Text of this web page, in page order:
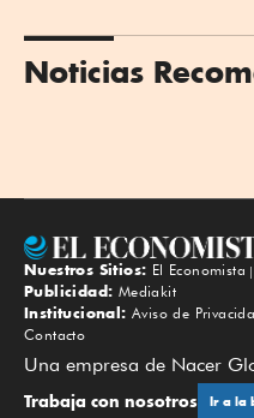
Noticias
Nuestros Sitios: El Economista
Publicidad: Mediakit
Institucional: Aviso de
Contacto
Una empresa de Nacer
Trabaja con nosotros Ir a la